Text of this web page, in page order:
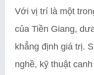
Với vị trí là một
của Tiền Giang,
khẳng định giá trị.
nghề, kỹ thuật